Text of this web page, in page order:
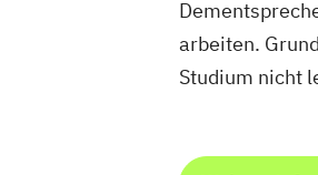
arbeiten.
Studium nicht